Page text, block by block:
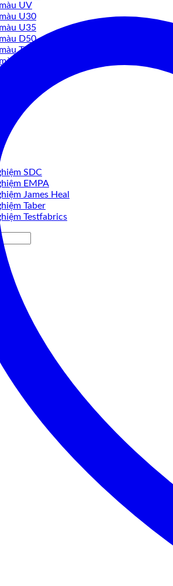
UV
U30
U35
D50
TL84
khác
SDC
EMPA
James Heal
Taber
Testfabrics